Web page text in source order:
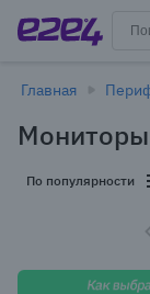
Главная
По популярности